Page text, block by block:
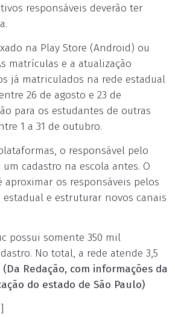
responsáveis deverão ter
na Play Store (Android) ou
matrículas e a atualização
já matriculados na rede estadual
26 de agosto e 23 de
para os estudantes de outras
1 a 31 de outubro.
o responsável pelo
cadastro na escola antes. O
aproximar os responsáveis pelos
estadual e estruturar novos canais
possui somente 350 mil
No total, a rede atende 3,5
(Da Redação, com informações da
do estado de São Paulo)